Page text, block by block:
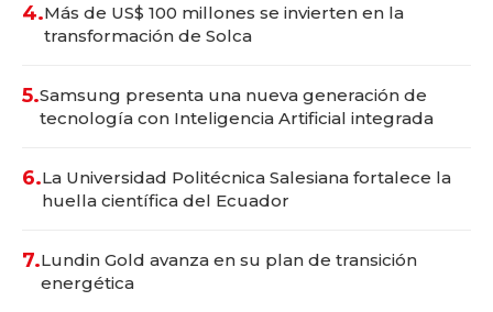
4.Más de US$ 100 millones se invierten en la
transformación de Solca
5.Samsung presenta una nueva generación de
tecnología con Inteligencia Artificial integrada
6.La Universidad Politécnica Salesiana fortalece la
huella científica del Ecuador
7.Lundin Gold avanza en su plan de transición
energética